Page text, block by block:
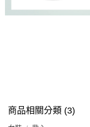
商品相關分類 (3)